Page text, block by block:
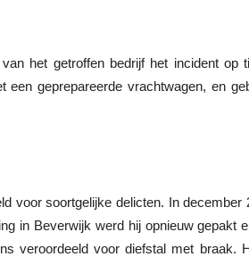
het getroffen bedrijf het incident op
een geprepareerde vrachtwagen, en
voor soortgelijke delicten. In december
in Beverwijk werd hij opnieuw gepakt
veroordeeld voor diefstal met braak.